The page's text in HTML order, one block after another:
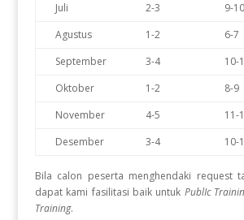
Juli
2-3 9-10
Agustus
1-2 6-7
September
3-4 10-
Oktober
1-2 8-9
November
4-5 11-
Desember
3-4 10-
Bila calon peserta menghendaki request
dapat kami fasilitasi baik untuk PublIc
Training.